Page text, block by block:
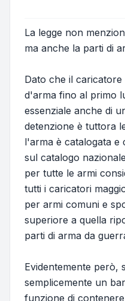
La legge non
ma anche la parti di
Dato che il
d'arma fino al primo
essenziale anche di
detenzione è tuttora
l'arma è catalogata e
sul catalogo
per tutte le armi
tutti i caricatori
per armi comuni e
superiore a quella
parti di arma da
Evidentemente però,
semplicemente un
funzione di